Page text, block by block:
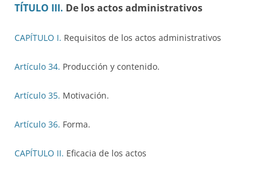
TÍTULO III. De los actos administrativos
CAPÍTULO I. Requisitos de los actos administrativos
Artículo 34. Producción y contenido.
Artículo 35. Motivación.
Artículo 36. Forma.
CAPÍTULO II. Eficacia de los actos